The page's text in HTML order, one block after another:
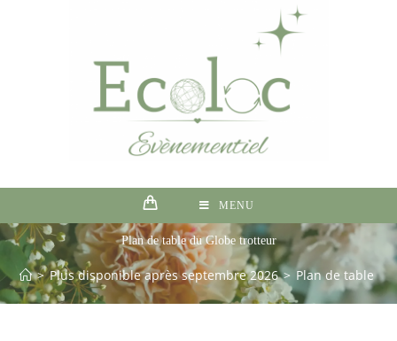
MENU
Plan de table du Globe trotteur
> Plus disponible après septembre 2026 > Plan de table